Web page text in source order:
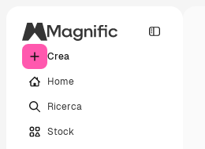
Crea
Home
Ricerca
Stock